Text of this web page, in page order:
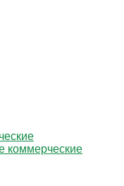
коммерческие